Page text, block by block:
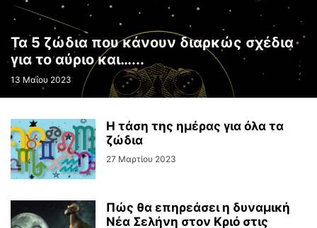
Τα 5 ζώδια που κάνουν διαρκώς σχέδια
για το αύριο και…...
13 Μαΐου 2023
H τάση της ημέρας για όλα τα
ζώδια
27 Μαρτίου 2023
Πώς θα επηρεάσει η δυναμική
Νέα Σελήνη στον Κριό στις